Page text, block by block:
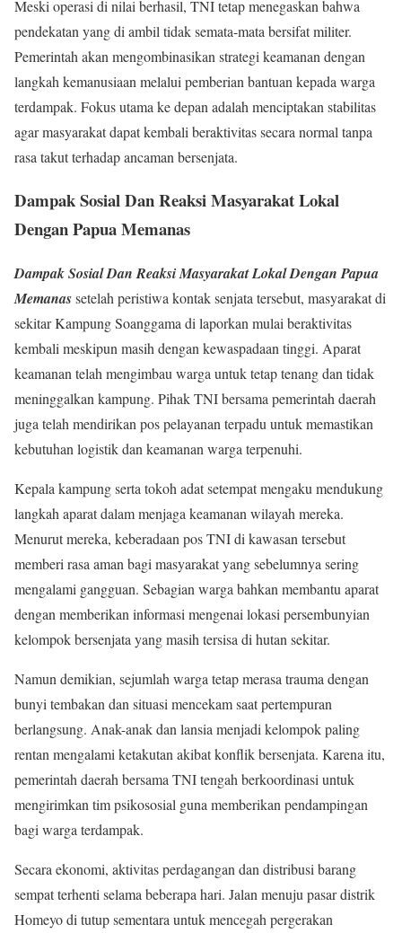
Meski operasi di nilai berhasil, TNI tetap menegaskan bahwa
pendekatan yang di ambil tidak semata-mata bersifat militer.
Pemerintah akan mengombinasikan strategi keamanan dengan
langkah kemanusiaan melalui pemberian bantuan kepada warga
terdampak. Fokus utama ke depan adalah menciptakan stabilitas
agar masyarakat dapat kembali beraktivitas secara normal tanpa
rasa takut terhadap ancaman bersenjata.
Dampak Sosial Dan Reaksi Masyarakat Lokal
DenganPapua Memanas
Dampak Sosial Dan Reaksi Masyarakat Lokal Dengan Papua
Memanassetelah peristiwa kontak senjata tersebut, masyarakat di
sekitar Kampung Soanggama di laporkan mulai beraktivitas
kembali meskipun masih dengan kewaspadaan tinggi. Aparat
keamanan telah mengimbau warga untuk tetap tenang dan tidak
meninggalkan kampung. Pihak TNI bersama pemerintah daerah
juga telah mendirikan pos pelayanan terpadu untuk memastikan
kebutuhan logistik dan keamanan warga terpenuhi.
Kepala kampung serta tokoh adat setempat mengaku mendukung
langkah aparat dalam menjaga keamanan wilayah mereka.
Menurut mereka, keberadaan pos TNI di kawasan tersebut
memberi rasa aman bagi masyarakat yang sebelumnya sering
mengalami gangguan. Sebagian warga bahkan membantu aparat
dengan memberikan informasi mengenai lokasi persembunyian
kelompok bersenjata yang masih tersisa di hutan sekitar.
Namun demikian, sejumlah warga tetap merasa trauma dengan
bunyi tembakan dan situasi mencekam saat pertempuran
berlangsung. Anak-anak dan lansia menjadi kelompok paling
rentan mengalami ketakutan akibat konflik bersenjata. Karena itu,
pemerintah daerah bersama TNI tengah berkoordinasi untuk
mengirimkan tim psikososial guna memberikan pendampingan
bagi warga terdampak.
Secara ekonomi, aktivitas perdagangan dan distribusi barang
sempat terhenti selama beberapa hari. Jalan menuju pasar distrik
Homeyo di tutup sementara untuk mencegah pergerakan